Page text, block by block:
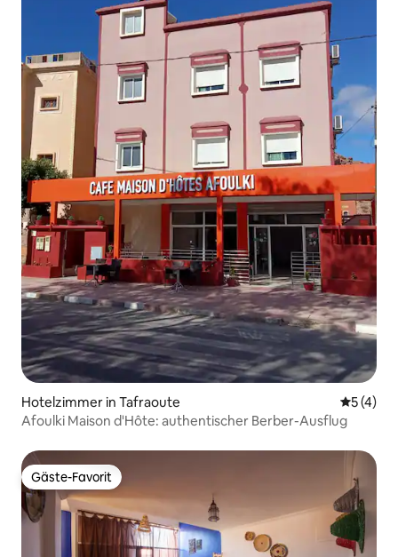
Hotelzimmer in Tafraoute
5 (4)
Afoulki Maison d'Hôte: authentischer Berber-Ausflug
Gäste-Favorit
Gäste-Favorit